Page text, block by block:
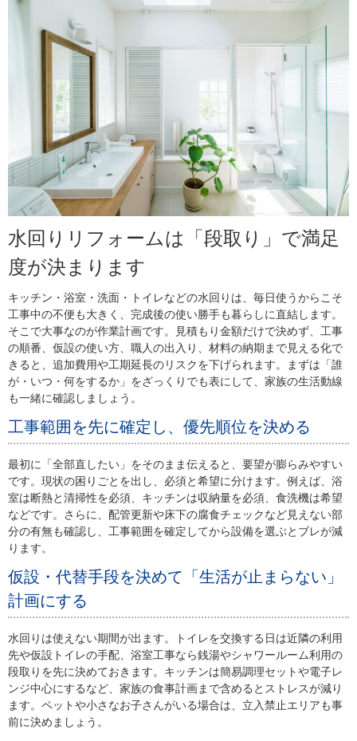
水回りリフォームは「段取り」で満足
度が決まります
キッチン・浴室・洗面・トイレなどの水回りは、毎日使うからこそ
工事中の不便も大きく、完成後の使い勝手も暮らしに直結します。
そこで大事なのが作業計画です。見積もり金額だけで決めず、工事
の順番、仮設の使い方、職人の出入り、材料の納期まで見える化で
きると、追加費用や工期延長のリスクを下げられます。まずは「誰
が・いつ・何をするか」をざっくりでも表にして、家族の生活動線
も一緒に確認しましょう。
工事範囲を先に確定し、優先順位を決める
最初に「全部直したい」をそのまま伝えると、要望が膨らみやすい
です。現状の困りごとを出し、必須と希望に分けます。例えば、浴
室は断熱と清掃性を必須、キッチンは収納量を必須、食洗機は希望
などです。さらに、配管更新や床下の腐食チェックなど見えない部
分の有無も確認し、工事範囲を確定してから設備を選ぶとブレが減
ります。
仮設・代替手段を決めて「生活が止まらない」
計画にする
水回りは使えない期間が出ます。トイレを交換する日は近隣の利用
先や仮設トイレの手配、浴室工事なら銭湯やシャワールーム利用の
段取りを先に決めておきます。キッチンは簡易調理セットや電子レ
ンジ中心にするなど、家族の食事計画まで含めるとストレスが減り
ます。ペットや小さなお子さんがいる場合は、立入禁止エリアも事
前に決めましょう。